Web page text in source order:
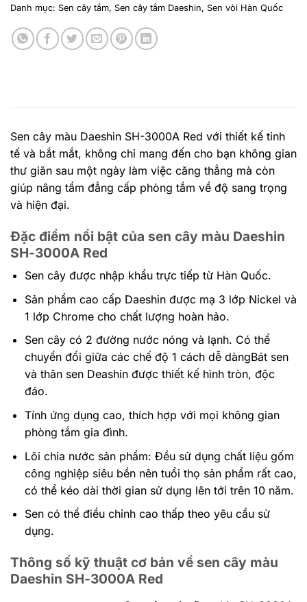
Danh mục: Sen cây tắm, Sen cây tắm Daeshin, Sen vòi Hàn Quốc
Sen cây màu Daeshin SH-3000A Red với thiết kế tinh
tế và bắt mắt, không chỉ mang đến cho bạn không gian
thư giãn sau một ngày làm việc căng thẳng mà còn
giúp nâng tầm đẳng cấp phòng tắm về độ sang trọng
và hiện đại.
Đặc điểm nổi bật của sen cây màu Daeshin
SH-3000A Red
Sen cây được nhập khẩu trực tiếp từ Hàn Quốc.
Sản phẩm cao cấp Daeshin được mạ 3 lớp Nickel và
1 lớp Chrome cho chất lượng hoàn hảo.
Sen cây có 2 đường nước nóng và lạnh. Có thể
chuyển đổi giữa các chế độ 1 cách dễ dàngBát sen
và thân sen Deashin được thiết kế hình tròn, độc
đáo.
Tính ứng dụng cao, thích hợp với mọi không gian
phòng tắm gia đình.
Lõi chia nước sản phẩm: Đều sử dụng chất liệu gốm
công nghiệp siêu bền nên tuổi thọ sản phẩm rất cao,
có thể kéo dài thời gian sử dụng lên tới trên 10 năm.
Sen có thể điều chỉnh cao thấp theo yêu cầu sử
dụng.
Thông số kỹ thuật cơ bản về sen cây màu
Daeshin SH-3000A Red